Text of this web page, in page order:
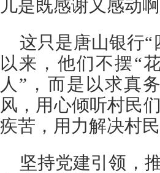
儿是既感谢又感动
这只是唐山银行
以来，他们不摆“
人”，而是以求真
风，用心倾听村民
疾苦，用力解决村
坚持党建引领，